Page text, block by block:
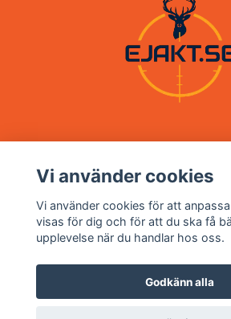
Om oss
Kundtjänst
Vi använder cookies
Vi använder cookies för att
visas för dig och för att du ska få
upplevelse när du handlar hos oss.
Godkänn alla